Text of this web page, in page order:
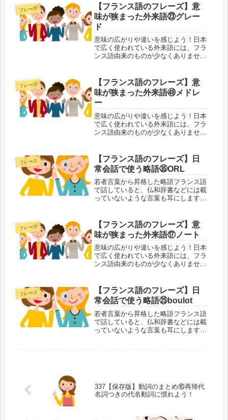
もに社会的にも認知されて、多くの人
が使うようになった言葉です。かしこ
ま...
フレーズ
【フランス語のフレーズ】意
味が狭まった外来語㉓グレー
ド
意味の広がりや違いを感じよう！日本
で広く使われている外来語には、フラ
ンス語由来のものが少なくありませ
味が抜け落ちたり、変わってしまうこ
とすらあります。外来語・元の単語の
両方...
フレーズ
【フランス語のフレーズ】意
味が狭まった外来語㊾メドレ
ー
意味の広がりや違いを感じよう！日本
で広く使われている外来語には、フラ
ンス語由来のものが少なくありませ
味が抜け落ちたり、変わってしまうこ
とすらあります。外来語・元の単語の
両方...
フレーズ
【フランス語のフレーズ】日
常会話で使う略語㉟ORL
若者言葉から昇格した略語フランス語
で話していると、仏和辞書などには載
っていないような言葉も耳にします。
もに社会的にも認知されて、多くの人
が使うようになった言葉です。かしこ
ま...
フレーズ
【フランス語のフレーズ】意
味が狭まった外来語⑰ノート
意味の広がりや違いを感じよう！日本
で広く使われている外来語には、フラ
ンス語由来のものが少なくありませ
味が抜け落ちたり、変わってしまうこ
とすらあります。外来語・元の単語の
両方...
フレーズ
【フランス語のフレーズ】日
常会話で使う略語㉕boulot
若者言葉から昇格した略語フランス語
で話していると、仏和辞書などには載
っていないような言葉も耳にします。
337【保存版】動詞のまとめ⑯再帰代
名詞つきの代名動詞に慣れよう！